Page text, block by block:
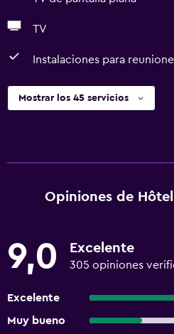
TV
Instalaciones para
Mostrar los 45 servicios
Opiniones de
9,0 Excelente
305 opiniones
Excelente
Muy bueno